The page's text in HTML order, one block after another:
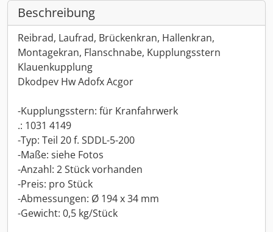
Beschreibung
Reibrad, Laufrad, Brückenkran, Hallenkran,
Montagekran, Flanschnabe, Kupplungsstern
Klauenkupplung
Dkodpev Hw Adofx Acgor
-Kupplungsstern: für Kranfahrwerk
.: 1031 4149
-Typ: Teil 20 f. SDDL-5-200
-Maße: siehe Fotos
-Anzahl: 2 Stück vorhanden
-Preis: pro Stück
-Abmessungen: Ø 194 x 34 mm
-Gewicht: 0,5 kg/Stück